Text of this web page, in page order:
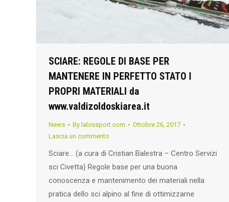
SCIARE: REGOLE DI BASE PER
MANTENERE IN PERFETTO STATO I
PROPRI MATERIALI da
www.valdizoldoskiarea.it
News By labissport.com
Ottobre 26, 2017
Lascia un commento
Sciare… (a cura di Cristian Balestra – Centro Servizi
sci Civetta) Regole base per una buona
conoscenza e mantenimento dei materiali nella
pratica dello sci alpino al fine di ottimizzarne